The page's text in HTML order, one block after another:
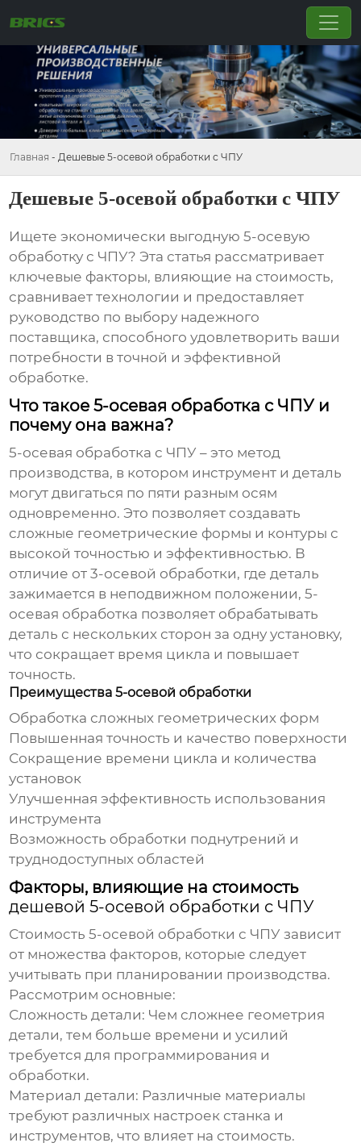
Главная - Дешевые 5-осевой обработки с ЧПУ
Дешевые 5-осевой обработки с ЧПУ
Ищете экономически выгодную5-осевую
обработку с ЧПУ? Эта статья рассматривает
ключевые факторы, влияющие на стоимость,
сравнивает технологии и предоставляет
руководство по выбору надежного
поставщика, способного удовлетворить ваши
потребности в точной и эффективной
обработке.
Что такое 5-осевая обработка с ЧПУ и
почему она важна?
5-осевая обработка с ЧПУ – это метод
производства, в котором инструмент и деталь
могут двигаться по пяти разным осям
одновременно. Это позволяет создавать
сложные геометрические формы и контуры с
высокой точностью и эффективностью. В
отличие от 3-осевой обработки, где деталь
зажимается в неподвижном положении, 5-
осевая обработка позволяет обрабатывать
деталь с нескольких сторон за одну установку,
что сокращает время цикла и повышает
точность.
Преимущества 5-осевой обработки
Обработка сложных геометрических форм
Повышенная точность и качество поверхности
Сокращение времени цикла и количества
установок
Улучшенная эффективность использования
инструмента
Возможность обработки поднутрений и
труднодоступных областей
Факторы, влияющие на стоимость
дешевой 5-осевой обработки с ЧПУ
Стоимость5-осевой обработки с ЧПУ зависит
от множества факторов, которые следует
учитывать при планировании производства.
Рассмотрим основные:
Сложность детали: Чем сложнее геометрия
детали, тем больше времени и усилий
требуется для программирования и
обработки.
Материал детали: Различные материалы
требуют различных настроек станка и
инструментов, что влияет на стоимость.